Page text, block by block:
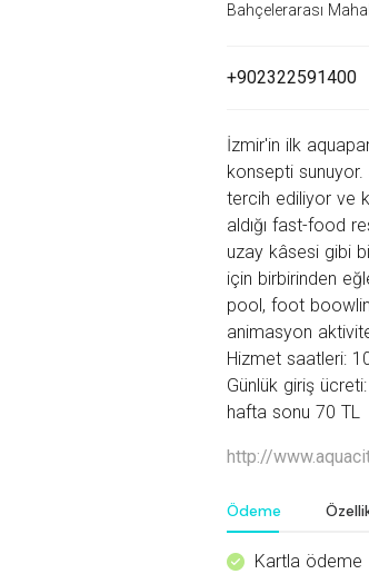
Bahçelerarası
+902322591400
İzmir'in ilk
konsepti sunuyor.
tercih ediliyor ve
aldığı fast-food
uzay kâsesi gibi
için birbirinden
pool, foot
animasyon
Hizmet saatleri:
Günlük giriş
hafta sonu 70 TL
http://
Ödeme
^ Kartla ödeme